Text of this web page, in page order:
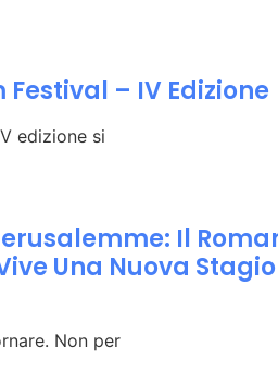
– IV Edizione
edizione si
Il
Una Nuova
Non per